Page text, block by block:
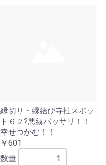
縁切り・縁結び寺社スポッ
ト６２?悪縁バッサリ！！
幸せつかむ！！
￥601
数量